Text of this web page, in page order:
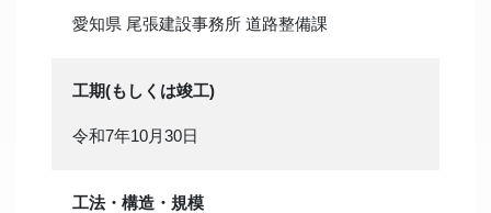
愛知県 尾張建設事務所 道路整備課
工期(もしくは竣工)
令和7年10月30日
工法・構造・規模